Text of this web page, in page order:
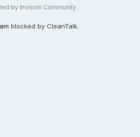
by Invision Community
blocked by CleanTalk.